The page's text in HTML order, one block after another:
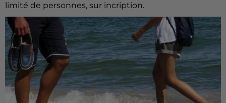
limité de personnes, sur incription.